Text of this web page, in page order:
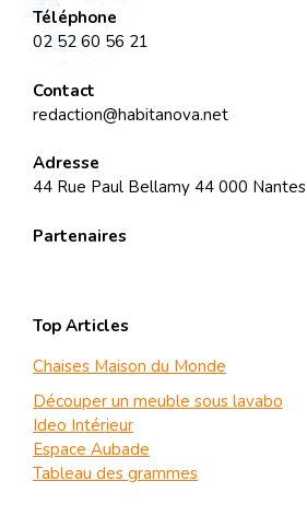
Téléphone
02 52 60 56 21
Contact
redaction@habitanova.net
Adresse
44 Rue Paul Bellamy 44 000 Nantes
Partenaires
Top Articles
Chaises Maison du Monde
Découper un meuble sous lavabo
Ideo Intérieur
Espace Aubade
Tableau des grammes